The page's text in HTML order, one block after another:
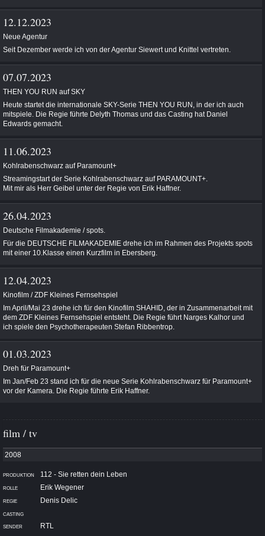
12.12.2023
Neue Agentur
Seit Dezember werde ich von der Agentur Siewert und Knittel vertreten.
07.07.2023
THEN YOU RUN auf SKY
Heute startet die internationale SKY-Serie THEN YOU RUN, in der ich auch
mitspiele. Die Regie führte Delyth Thomas und das Casting hat Daniel
Edwards gemacht.
11.06.2023
Kohlrabenschwarz auf Paramount+
Streamingstart der Serie Kohlrabenschwarz auf PARAMOUNT+.
Mit mir als Herr Geibel unter der Regie von Erik Haffner.
26.04.2023
Deutsche Filmakademie / spots.
Für die DEUTSCHE FILMAKADEMIE drehe ich im Rahmen des Projekts spots
mit einer 10.Klasse einen Kurzfilm in Ebersberg.
12.04.2023
Kinofilm / ZDF Kleines Fernsehspiel
Im April/Mai 23 drehe ich für den Kinofilm SHAHID, der in Zusammenarbeit mit
dem ZDF Kleines Fernsehspiel entsteht. Die Regie führt Narges Kalhor und
ich spiele den Psychotherapeuten Stefan Ribbentrop.
01.03.2023
Dreh für Paramount+
Im Jan/Feb 23 stand ich für die neue Serie Kohlrabenschwarz für Paramount+
vor der Kamera. Die Regie führte Erik Haffner.
film / tv
112 - Sie retten dein Leben
Erik Wegener
Denis Delic
RTL